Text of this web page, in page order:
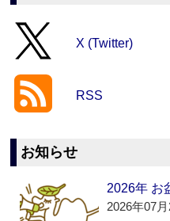
X (Twitter)
RSS
お知らせ
2026年 お
2026年07